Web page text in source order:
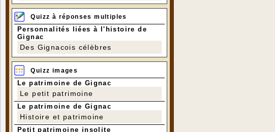
Quizz à réponses multiples
Personnalités liées à l'histoire de
Gignac
Des Gignacois célèbres
Quizz images
Le patrimoine de Gignac
Le petit patrimoine
Le patrimoine de Gignac
Histoire et patrimoine
Petit patrimoine insolite